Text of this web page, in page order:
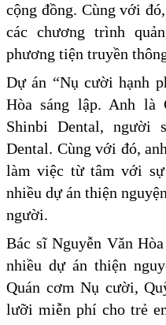
cộng đồng. Cùng với
các chương trình
phương tiện truyền
Dự án “Nụ cười hạnh
Hòa sáng lập. Anh là
Shinbi Dental, người
Dental. Cùng với đó,
làm việc từ tâm với
nhiều dự án thiện
người.
Bác sĩ Nguyễn Văn
nhiều dự án thiện
Quán cơm Nụ cười,
lưỡi miễn phí cho trẻ